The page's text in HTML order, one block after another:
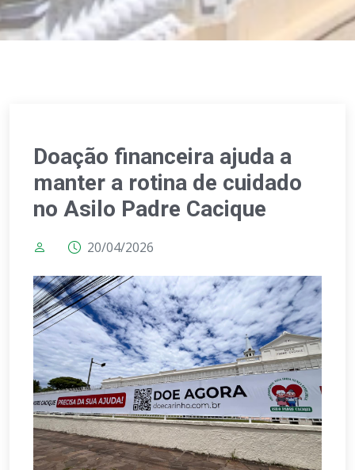
Doação financeira ajuda a
manter a rotina de cuidado
no Asilo Padre Cacique
20/04/2026